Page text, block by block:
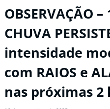
OBSERVAÇÃO
CHUVA
intensidade
com RAIOS e
nas próximas 2